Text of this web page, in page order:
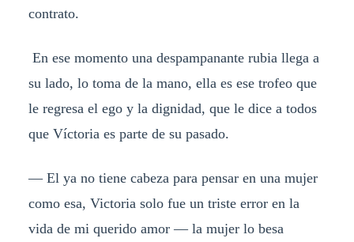
contrato.
En ese momento una despampanante rubia llega a
su lado, lo toma de la mano, ella es ese trofeo que
le regresa el ego y la dignidad, que le dice a todos
que Víctoria es parte de su pasado.
— El ya no tiene cabeza para pensar en una mujer
como esa, Victoria solo fue un triste error en la
vida de mi querido amor — la mujer lo besa